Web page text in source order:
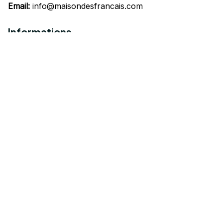
Email: info@maisondesfrancais.com
Informations